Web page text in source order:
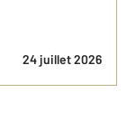
24 juillet 2026